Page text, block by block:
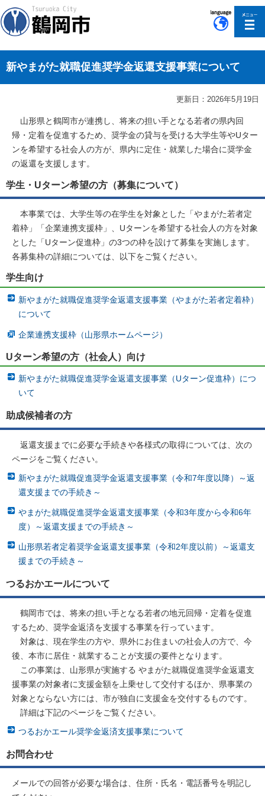
新やまがた就職促進奨学金返還支援事業について
更新日：2026年5月19日
山形県と鶴岡市が連携し、将来の担い手となる若者の県内回
帰・定着を促進するため、奨学金の貸与を受ける大学生等やUター
ンを希望する社会人の方が、県内に定住・就業した場合に奨学金
の返還を支援します。
学生・Uターン希望の方（募集について）
本事業では、大学生等の在学生を対象とした「やまがた若者定
着枠」「企業連携支援枠」、Uターンを希望する社会人の方を対象
とした「Uターン促進枠」の3つの枠を設けて募集を実施します。
各募集枠の詳細については、以下をご覧ください。
学生向け
新やまがた就職促進奨学金返還支援事業（やまがた若者定着枠）
について
企業連携支援枠（山形県ホームページ）
Uターン希望の方（社会人）向け
新やまがた就職促進奨学金返還支援事業（Uターン促進枠）につ
いて
助成候補者の方
返還支援までに必要な手続きや各様式の取得については、次の
ページをご覧ください。
新やまがた就職促進奨学金返還支援事業（令和7年度以降）～返
還支援までの手続き～
やまがた就職促進奨学金返還支援事業（令和3年度から令和6年
度）～返還支援までの手続き～
山形県若者定着奨学金返還支援事業（令和2年度以前）～返還支
援までの手続き～
つるおかエールについて
鶴岡市では、将来の担い手となる若者の地元回帰・定着を促進
するため、奨学金返済を支援する事業を行っています。
対象は、現在学生の方や、県外にお住まいの社会人の方で、今
後、本市に居住・就業することが支援の要件となります。
この事業は、山形県が実施する やまがた就職促進奨学金返還支
援事業の対象者に支援金額を上乗せして交付するほか、県事業の
対象とならない方には、市が独自に支援金を交付するものです。
詳細は下記のページをご覧ください。
つるおかエール奨学金返済支援事業について
お問合わせ
メールでの回答が必要な場合は、住所・氏名・電話番号を明記し